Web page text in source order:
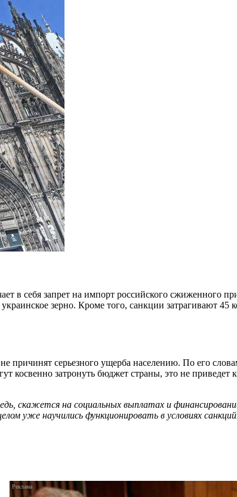
в себя запрет на импорт российского сжиженного
зерно. Кроме того, санкции затрагивают
причинят серьезного ущерба населению. По его
косвенно затронуть бюджет страны, это не приведет
скажется на социальных выплатах и
уже научились функционировать в условиях